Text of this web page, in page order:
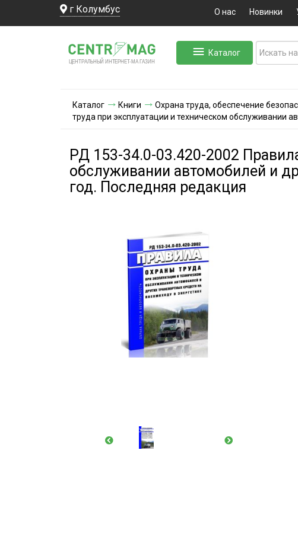
г Колумбус О нас Новинки
ЦЕНТРАЛЬНЫЙ ИНТЕРНЕТ-МА ГАЗИН
Каталог
Каталог Книги Охрана труда, обеспечение
труда при эксплуатации и техническом обслуживании
РД 153-34.0-03.420-2002
обслуживании автомобилей и
год. Последняя редакция